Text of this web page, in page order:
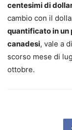
centesimi di
cambio con il
quantificato in un
canadesi, vale a
scorso mese di
ottobre.